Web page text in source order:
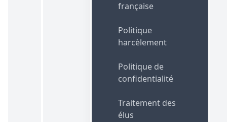
française
Politique
harcèlement
Politique de
confidentialité
Traitement des
élus